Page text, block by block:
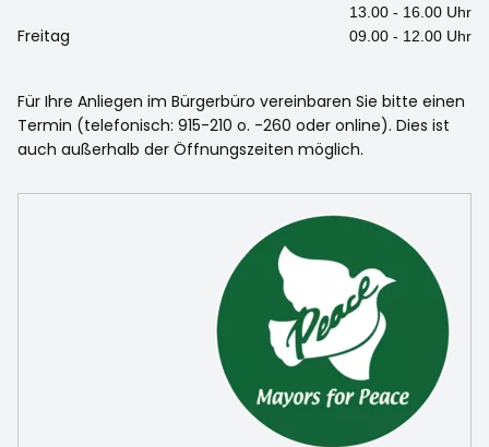
13.00 - 16.00 Uhr
Freitag 09.00 - 12.00 Uhr
Für Ihre Anliegen im Bürgerbüro vereinbaren Sie bitte einen
Termin (telefonisch: 915-210 o. -260 oder online). Dies ist
auch außerhalb der Öffnungszeiten möglich.